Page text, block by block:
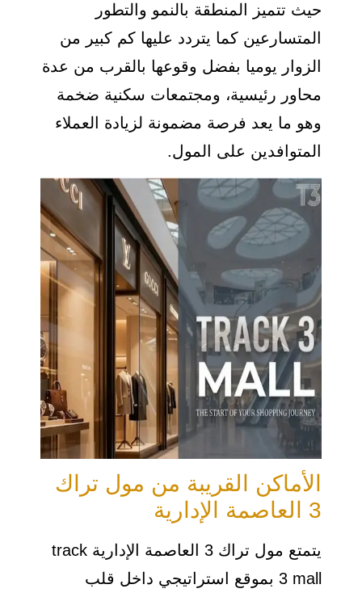
حيث تتميز المنطقة بالنمو والتطور
المتسارعين كما يتردد عليها كم كبير من
الزوار يوميا بفضل وقوعها بالقرب من عدة
محاور رئيسية، ومجتمعات سكنية ضخمة
وهو ما يعد فرصة مضمونة لزيادة العملاء
المتوافدين على المول.
الأماكن القريبة من مول تراك
3 العاصمة الإدارية
يتمتع مول تراك 3 العاصمة الإدارية track
3 mall بموقع استراتيجي داخل قلب